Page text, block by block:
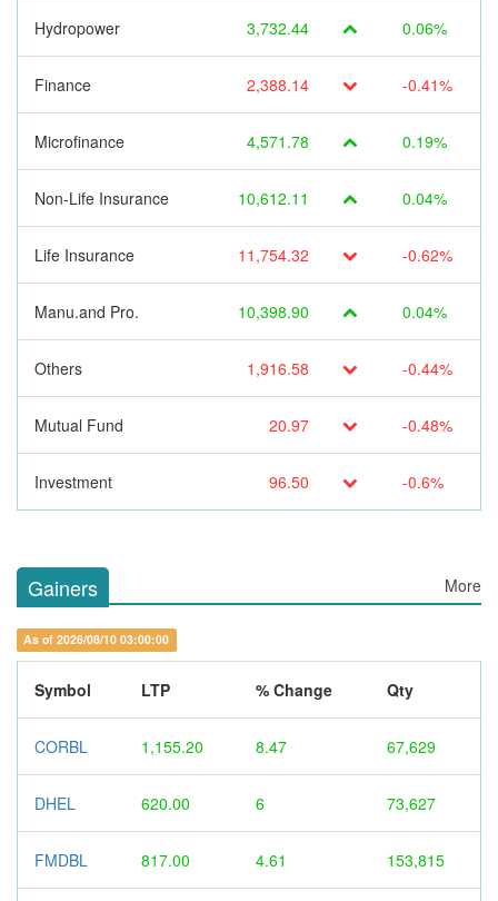
Hydropower 3,732.44 0.06%
Finance 2,388.14 -0.41%
Microfinance 4,571.78 0.19%
Non-Life Insurance 10,612.11 0.04%
Life Insurance 11,754.32 -0.62%
Manu.and Pro. 10,398.90 0.04%
Others 1,916.58 -0.44%
Mutual Fund 20.97 -0.48%
Investment 96.50 -0.6%
Gainers More
As of 2026/08/10 03:00:00
Symbol LTP % Change Qty
CORBL 1,155.20 8.47 67,629
DHEL 620.00 6 73,627
FMDBL 817.00 4.61 153,815